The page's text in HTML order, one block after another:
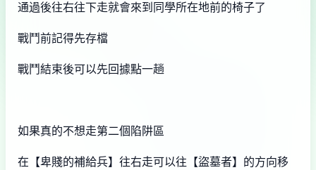
通過後往右往下走就會來到同學所在地前的椅子了
戰鬥前記得先存檔
戰鬥結束後可以先回據點一趟
如果真的不想走第二個陷阱區
在【卑賤的補給兵】往右走可以往【盜墓者】的方向移